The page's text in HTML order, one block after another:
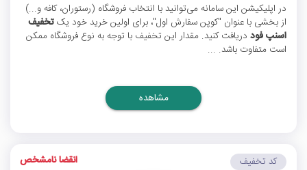
در اپلیکیشن این سامانه می‌توانید با انتخاب فروشگاه (رستوران، کافه و...)
از بخشی با عنوان "کوپن سفارش اول"، برای اولین خرید خود یکتخفیف
اسنپ فود دریافت کنید. مقدار این تخفیف با توجه به نوع فروشگاه ممکن
است متفاوت باشد. ...
مشاهده
کد تخفیف انقضا نامشخص